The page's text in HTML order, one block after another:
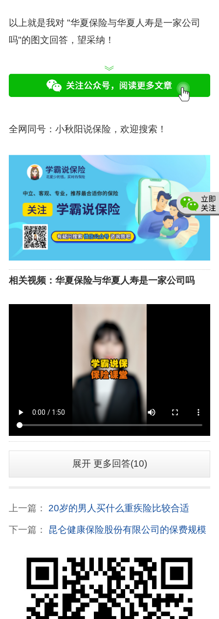
以上就是我对 "华夏保险与华夏人寿是一家公司
吗"的图文回答，望采纳！
全网同号： 小秋阳说保险 ，欢迎搜索！
相关视频：华夏保险与华夏人寿是一家公司吗
展开更多回答(10)
上一篇： 20岁的男人买什么重疾险比较合适
下一篇： 昆仑健康保险股份有限公司的保费规模